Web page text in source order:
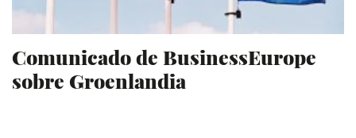
Comunicado de BusinessEurope
sobre Groenlandia